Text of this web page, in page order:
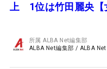
上 1位は竹田麗央【
所属ALBA Net編集部
ALBA Net編集部 / ALBA Net